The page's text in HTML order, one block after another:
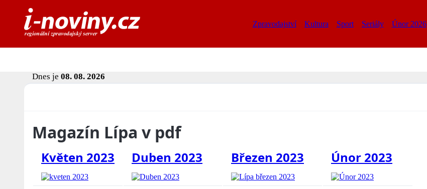
Zpravodajství Kultura Sport Seriály Únor 2026
Dnes je 08. 08. 2026
Magazín Lípa v pdf
Květen 2023 Duben 2023 Březen 2023 Únor 2023